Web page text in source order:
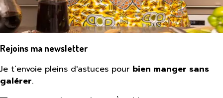
Rejoins ma newsletter
Je t’envoie pleins d'astuces pour bien manger sans
galérer.